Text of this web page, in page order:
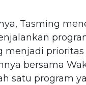
Tasming
menjadi prioritas
bersama
satu program